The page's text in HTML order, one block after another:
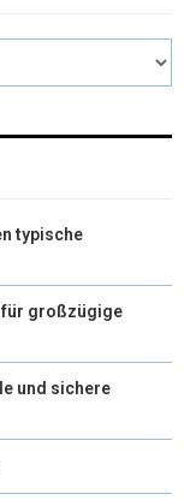
typische
für großzügige
und sichere